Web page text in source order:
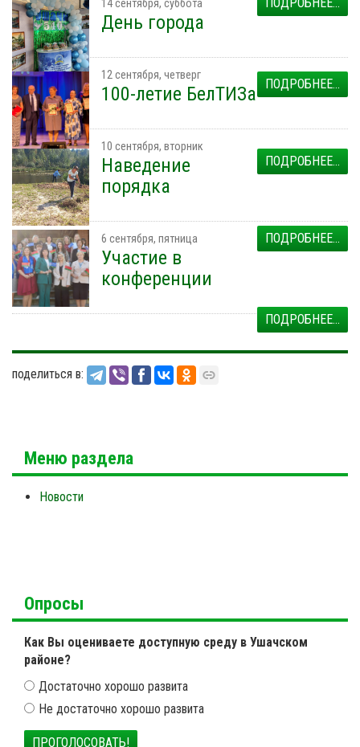
14 сентября, суббота
День города
ПОДРОБНЕЕ...
12 сентября, четверг
100-летие БелТИЗа
ПОДРОБНЕЕ...
10 сентября, вторник
Наведение
порядка
ПОДРОБНЕЕ...
6 сентября, пятница
Участие в
конференции
ПОДРОБНЕЕ...
поделиться в:
Меню раздела
Новости
Опросы
Как Вы оцениваете доступную среду в Ушачском
районе?
Достаточно хорошо развита
Не достаточно хорошо развита
ПРОГОЛОСОВАТЬ!